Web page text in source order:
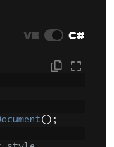
VB
C#
();